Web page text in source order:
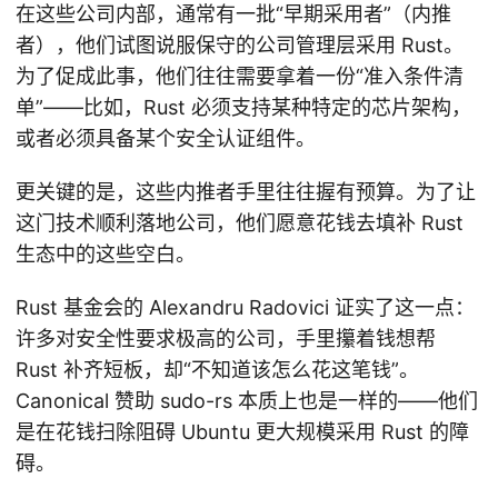
在这些公司内部，通常有一批“早期采用者”（内推
者），他们试图说服保守的公司管理层采用 Rust。
为了促成此事，他们往往需要拿着一份“准入条件清
单”——比如，Rust 必须支持某种特定的芯片架构，
或者必须具备某个安全认证组件。
更关键的是，这些内推者手里往往握有预算。为了让
这门技术顺利落地公司，他们愿意花钱去填补 Rust
生态中的这些空白。
Rust 基金会的 Alexandru Radovici 证实了这一点：
许多对安全性要求极高的公司，手里攥着钱想帮
Rust 补齐短板，却“不知道该怎么花这笔钱”。
Canonical 赞助 sudo-rs 本质上也是一样的——他们
是在花钱扫除阻碍 Ubuntu 更大规模采用 Rust 的障
碍。